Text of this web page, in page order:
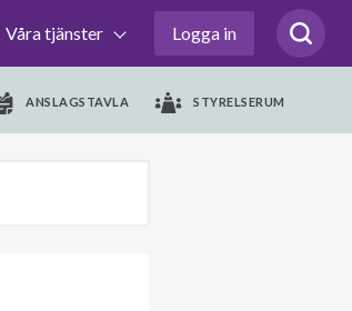
Våra tjänster Logga in
ANSLAGSTAVLA STYRELSERUM